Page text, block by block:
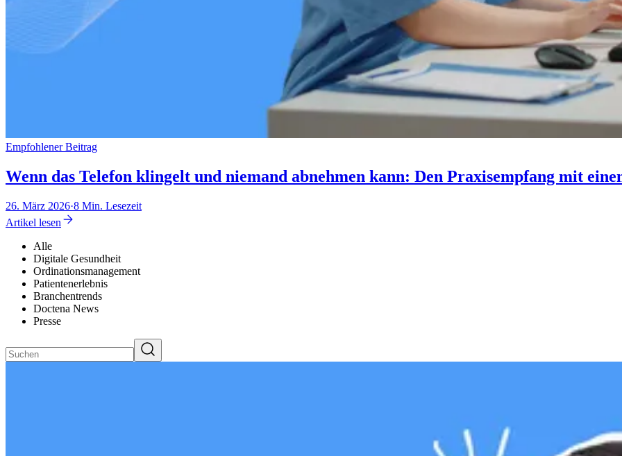
Empfohlener Beitrag
Wenn das Telefon klingelt und niemand abnehmen kann: Den Praxisempfang mit
26. März 2026·8 Min. Lesezeit
Artikel lesen
Alle
Digitale Gesundheit
Ordinationsmanagement
Patientenerlebnis
Branchentrends
Doctena News
Presse